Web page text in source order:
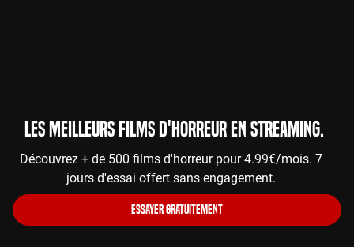
Les meilleurs films d'horreur en streaming.
Découvrez + de 500 films d'horreur pour 4.99€/mois. 7
jours d'essai offert sans engagement.
ESSAYER GRATUITEMENT